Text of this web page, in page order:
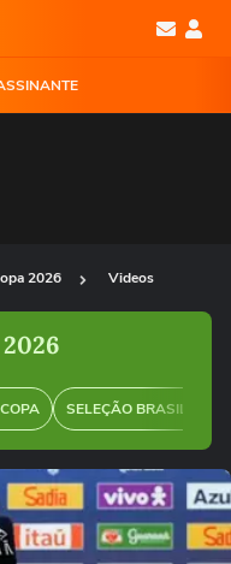
2026 Videos
SELEÇÃO BRASILEIRA
o vídeo